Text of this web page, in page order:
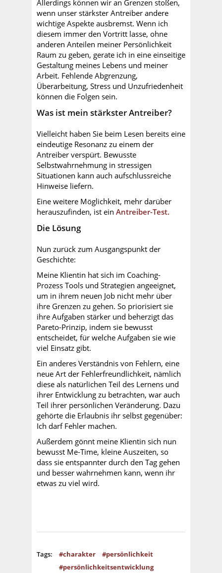
Allerdings können wir an Grenzen stoßen,
wenn unser stärkster Antreiber andere
wichtige Aspekte ausbremst. Wenn ich
diesem immer den Vortritt lasse, ohne
anderen Anteilen meiner Persönlichkeit
Raum zu geben, gerate ich in eine einseitige
Gestaltung meines Lebens und meiner
Arbeit. Fehlende Abgrenzung,
Überarbeitung, Stress und Unzufriedenheit
können die Folgen sein.
Was ist mein stärkster Antreiber?
Vielleicht haben Sie beim Lesen bereits eine
eindeutige Resonanz zu einem der
Antreiber verspürt. Bewusste
Selbstwahrnehmung in stressigen
Situationen kann auch aufschlussreiche
Hinweise liefern.
Eine weitere Möglichkeit, mehr darüber
herauszufinden, ist ein Antreiber-Test.
Die Lösung
Nun zurück zum Ausgangspunkt der
Geschichte:
Meine Klientin hat sich im Coaching-
Prozess Tools und Strategien angeeignet,
um in ihrem neuen Job nicht mehr über
ihre Grenzen zu gehen. So priorisiert sie
ihre Aufgaben stärker und beherzigt das
Pareto-Prinzip, indem sie bewusst
entscheidet, für welche Aufgaben sie wie
viel Einsatz gibt.
Ein anderes Verständnis von Fehlern, eine
neue Art der Fehlerfreundlichkeit, nämlich
diese als natürlichen Teil des Lernens und
ihrer Entwicklung zu betrachten, war auch
Teil ihrer persönlichen Veränderung. Dazu
gehörte die Erlaubnis ihr selbst gegenüber:
Ich darf Fehler machen.
Außerdem gönnt meine Klientin sich nun
bewusst Me-Time, kleine Auszeiten, so
dass sie entspannter durch den Tag gehen
und besser wahrnehmen kann, wenn ihr
etwas zu viel wird.
Tags: #charakter
#persönlichkeit
#persönlichkeitsentwicklung